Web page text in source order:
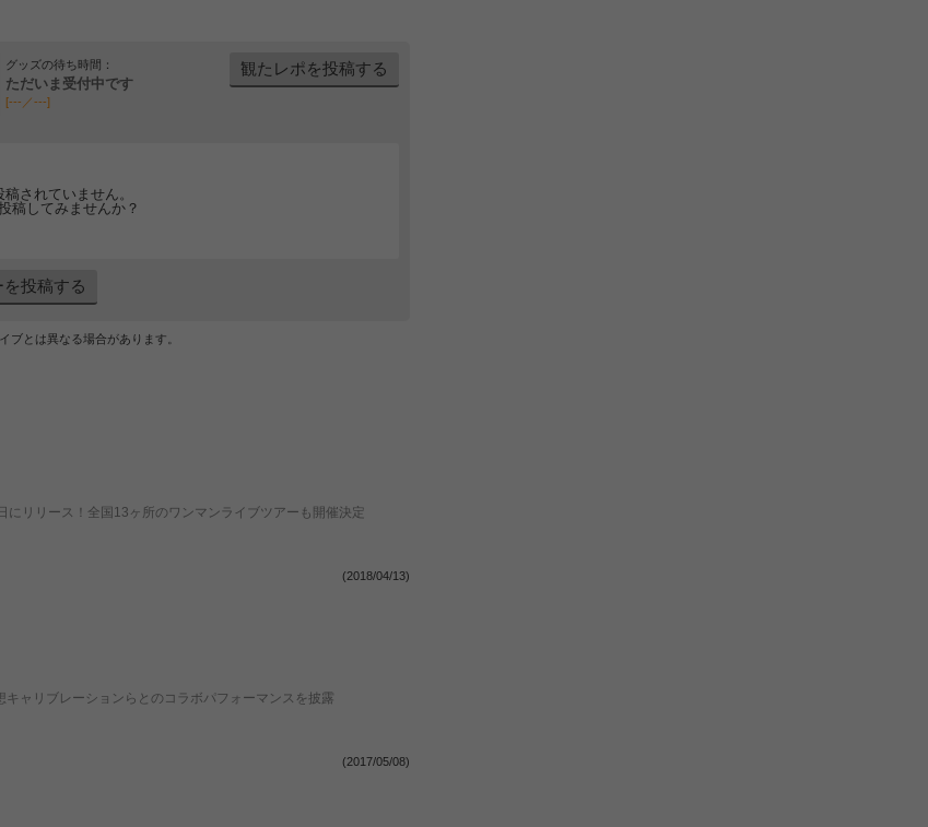
グッズの待ち時間：
ただいま受付中です
[---／---]
観たレポを投稿する
されていません。
稿してみませんか？
を投稿する
とは異なる場合があります。
リリース！全国13ヶ所のワンマンライブツアーも開催決定
(2018/04/13)
ャリブレーションらとのコラボパフォーマンスを披露
(2017/05/08)